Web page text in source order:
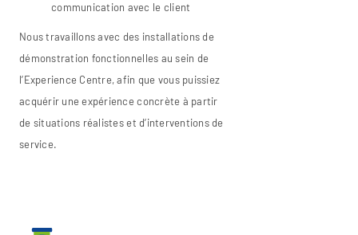
communication avec le client
Nous travaillons avec des installations de
démonstration fonctionnelles au sein de
l’Experience Centre, afin que vous puissiez
acquérir une expérience concrète à partir
de situations réalistes et d’interventions de
service.